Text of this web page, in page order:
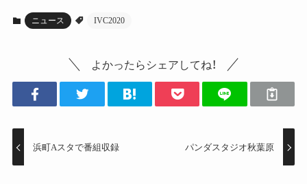
ニュース IVC2020
よかったらシェアしてね！
浜町Aスタで番組収録 パンダスタジオ秋葉原